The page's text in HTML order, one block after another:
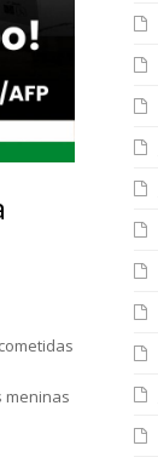
meninas